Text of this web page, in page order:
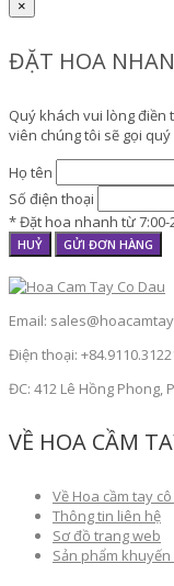
×
ĐẶT HOA
Quý khách vui lòng
viên chúng tôi sẽ gọi
Họ tên
Số điện thoại
* Đặt hoa nhanh từ 7:00-
HUỶ GỬI ĐƠN HÀNG
Email:
Điện thoại:
ĐC: 412 Lê Hồng Phong,
VỀ HOA CẦM
Về Hoa cầm tay
Thông tin liên hệ
Sơ đồ trang web
Sản phẩm khuyến